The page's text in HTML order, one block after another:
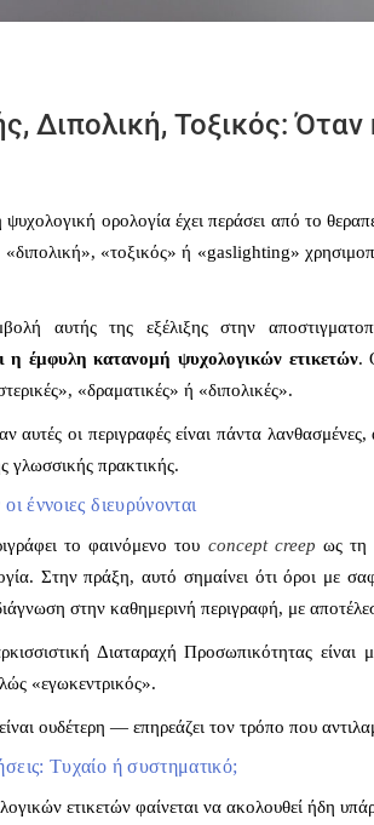
Διπολική, Τοξικός:
ψυχολογική ορολογία έχει περάσει από το
«τοξικός» ή «gaslighting»
αυτής της εξέλιξης στην
η έμφυλη κατανομή ψυχολογικών ετικετών.
«δραματικές» ή «διπολικές».
αυτές οι περιγραφές είναι πάντα λανθασμένες,
γλωσσικής πρακτικής.
έννοιες διευρύνονται
το φαινόμενο του concept creep ως τη
Στην πράξη, αυτό σημαίνει ότι όροι με
στην καθημερινή περιγραφή, με
Διαταραχή Προσωπικότητας είναι
«εγωκεντρικός».
ουδέτερη — επηρεάζει τον τρόπο που
Τυχαίο ή συστηματικό;
ετικετών φαίνεται να ακολουθεί ήδη